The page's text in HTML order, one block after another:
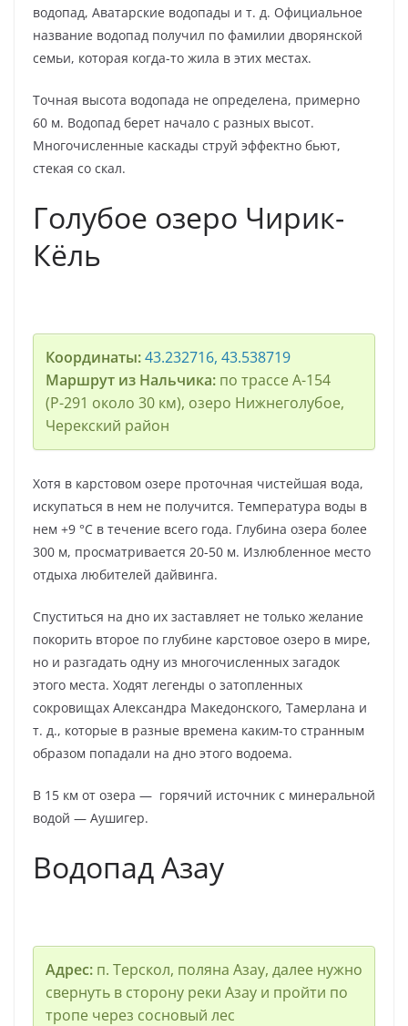
водопад, Аватарские водопады и т. д. Официальное
название водопад получил по фамилии дворянской
семьи, которая когда-то жила в этих местах.
Точная высота водопада не определена, примерно
60 м. Водопад берет начало с разных высот.
Многочисленные каскады струй эффектно бьют,
стекая со скал.
Голубое озеро Чирик-
Кёль
Координаты:43.232716, 43.538719
Маршрут из Нальчика:по трассе А-154
(Р-291 около 30 км), озеро Нижнеголубое,
Черекский район
Хотя в карстовом озере проточная чистейшая вода,
искупаться в нем не получится. Температура воды в
нем +9 °C в течение всего года. Глубина озера более
300 м, просматривается 20-50 м. Излюбленное место
отдыха любителей дайвинга.
Спуститься на дно их заставляет не только желание
покорить второе по глубине карстовое озеро в мире,
но и разгадать одну из многочисленных загадок
этого места. Ходят легенды о затопленных
сокровищах Александра Македонского, Тамерлана и
т. д., которые в разные времена каким-то странным
образом попадали на дно этого водоема.
В 15 км от озера — горячий источник с минеральной
водой — Аушигер.
Водопад Азау
Адрес:п. Терскол, поляна Азау, далее нужно
свернуть в сторону реки Азау и пройти по
тропе через сосновый лес